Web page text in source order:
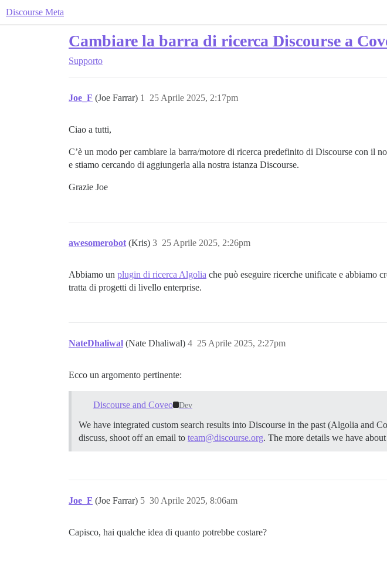
Discourse Meta
Cambiare la barra di ricerca Discourse a
Supporto
Joe_F (Joe Farrar) 25 Aprile 2025, 2:17pm
1
Ciao a tutti,
C’è un modo per cambiare la barra/motore di ricerca predefinito di Discourse con il
e stiamo cercando di aggiungerla alla nostra istanza Discourse.
Grazie Joe
awesomerobot (Kris) 25 Aprile 2025, 2:26pm
3
Abbiamo un plugin di ricerca Algolia che può eseguire ricerche unificate e abbiamo
tratta di progetti di livello enterprise.
NateDhaliwal (Nate Dhaliwal) 25 Aprile 2025, 2:27pm
4
Ecco un argomento pertinente:
Discourse and Coveo Dev
We have integrated custom search results into Discourse in the past (Algolia
discuss, shoot off an email to team@discourse.org. The more details we have
Joe_F (Joe Farrar) 30 Aprile 2025, 8:06am
5
Capisco, hai qualche idea di quanto potrebbe costare?